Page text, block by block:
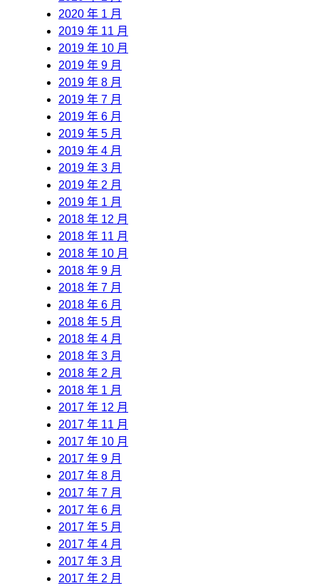
2020 年 1 月
2019 年 11 月
2019 年 10 月
2019 年 9 月
2019 年 8 月
2019 年 7 月
2019 年 6 月
2019 年 5 月
2019 年 4 月
2019 年 3 月
2019 年 2 月
2019 年 1 月
2018 年 12 月
2018 年 11 月
2018 年 10 月
2018 年 9 月
2018 年 7 月
2018 年 6 月
2018 年 5 月
2018 年 4 月
2018 年 3 月
2018 年 2 月
2018 年 1 月
2017 年 12 月
2017 年 11 月
2017 年 10 月
2017 年 9 月
2017 年 8 月
2017 年 7 月
2017 年 6 月
2017 年 5 月
2017 年 4 月
2017 年 3 月
2017 年 2 月